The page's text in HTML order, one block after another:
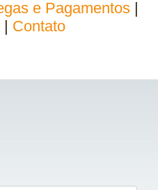
e Pagamentos
Contato